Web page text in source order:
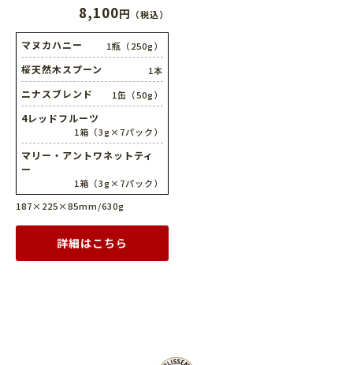
8,100円 （税込）
マヌカハニー 1瓶（250g）
桜天然木スプーン 1本
ニナスブレンド 1缶（50g）
4レッドフルーツ
1箱（3g×7パック）
マリー・アントワネットティ
ー
1箱（3g×7パック）
187×225×85mm/630g
詳細はこちら